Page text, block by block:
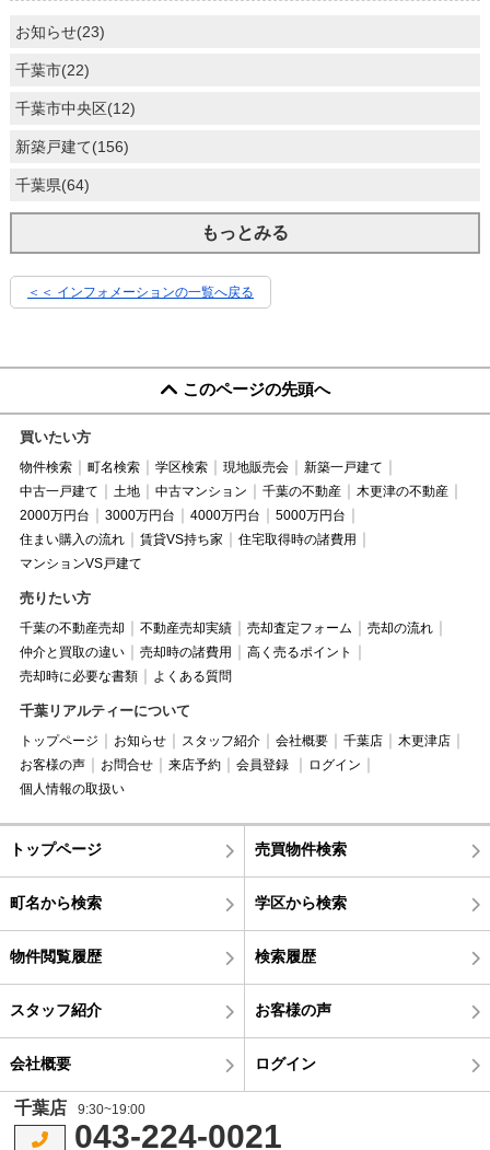
お知らせ(23)
千葉市(22)
千葉市中央区(12)
新築戸建て(156)
千葉県(64)
もっとみる
＜＜ インフォメーションの一覧へ戻る
このページの先頭へ
買いたい方
物件検索 町名検索 学区検索 現地販売会
新築一戸建て
中古一戸建て
土地 中古マンション 千葉の不動産
木更津の不動産
2000万円台
3000万円台 4000万円台
5000万円台
住まい購入の流れ
賃貸VS持ち家
住宅取得時の諸費用
マンションVS戸建て
売りたい方
千葉の不動産売却 不動産売却実績 売却査定フォーム
売却の流れ
仲介と買取の違い
売却時の諸費用
高く売るポイント
売却時に必要な書類
よくある質問
千葉リアルティーについて
トップページ お知らせ スタッフ紹介 会社概要 千葉店
木更津店
お客様の声
お問合せ 来店予約 会員登録
ログイン
個人情報の取扱い
トップページ 売買物件検索
町名から検索 学区から検索
物件閲覧履歴 検索履歴
スタッフ紹介 お客様の声
会社概要 ログイン
千葉店 9:30~19:00
043-224-0021